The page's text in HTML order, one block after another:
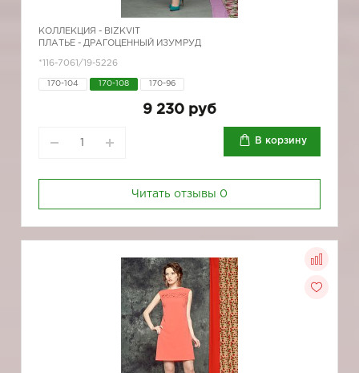
КОЛЛЕКЦИЯ - BIZKVIT
ПЛАТЬЕ - ДРАГОЦЕННЫЙ ИЗУМРУД
*116-7061/19-5226
170-104 170-108 170-96
9 230 руб
В корзину
Читать отзывы 0